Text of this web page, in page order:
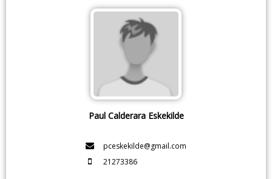
Paul Calderara Eskekilde
pceskekilde@gmail.com
21273386